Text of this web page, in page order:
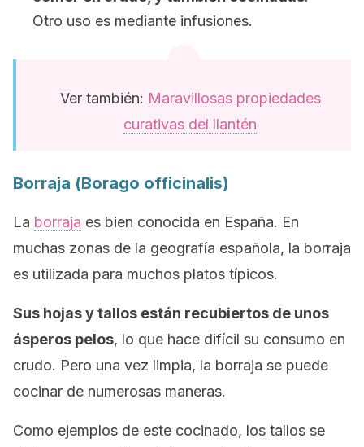
Otro uso es mediante infusiones.
Ver también: Maravillosas propiedades
curativas del llantén
Borraja (Borago officinalis)
La borraja es bien conocida en España. En
muchas zonas de la geografía española, la borraja
es utilizada para muchos platos típicos.
Sus hojas y tallos están recubiertos de unos
ásperos pelos, lo que hace difícil su consumo en
crudo. Pero una vez limpia, la borraja se puede
cocinar de numerosas maneras.
Como ejemplos de este cocinado, los tallos se